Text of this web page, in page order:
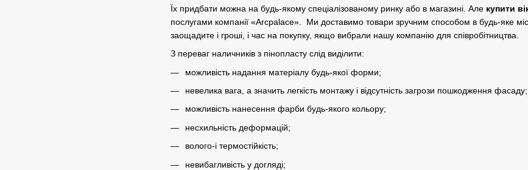
Їх придбати можна на будь-якому спеціалізованому ринку або в магазині. Але купити
послугами компанії «Arcpalace». Ми доставимо товари зручним способом в будь-яке
заощадите і гроші, і час на покупку, якщо вибрали нашу компанію для співробітництва.
З переваг наличників з пінопласту слід виділити:
можливість надання матеріалу будь-якої форми;
невелика вага, а значить легкість монтажу і відсутність загрози пошкодження фасаду;
можливість нанесення фарби будь-якого кольору;
несхильність деформацій;
волого-і термостійкість;
невибагливість у догляді;